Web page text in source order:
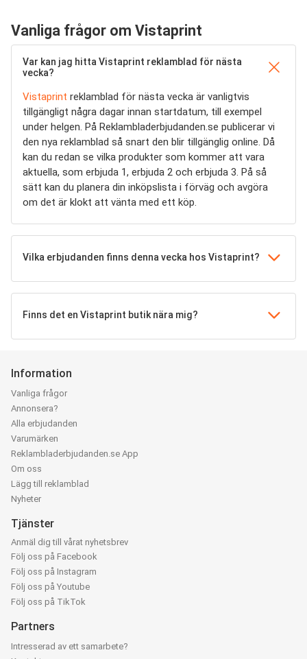
Vanliga frågor om Vistaprint
Var kan jag hitta Vistaprint reklamblad för nästa
vecka?
Vistaprint reklamblad för nästa vecka är vanligtvis
tillgängligt några dagar innan startdatum, till exempel
under helgen. På Reklambladerbjudanden.se publicerar vi
den nya reklamblad så snart den blir tillgänglig online. Då
kan du redan se vilka produkter som kommer att vara
aktuella, som erbjuda 1, erbjuda 2 och erbjuda 3. På så
sätt kan du planera din inköpslista i förväg och avgöra
om det är klokt att vänta med ett köp.
Vilka erbjudanden finns denna vecka hos Vistaprint?
Finns det en Vistaprint butik nära mig?
Information
Vanliga frågor
Annonsera?
Alla erbjudanden
Varumärken
Reklambladerbjudanden.se App
Om oss
Lägg till reklamblad
Nyheter
Tjänster
Anmäl dig till vårat nyhetsbrev
Följ oss på Facebook
Följ oss på Instagram
Följ oss på Youtube
Följ oss på TikTok
Partners
Intresserad av ett samarbete?